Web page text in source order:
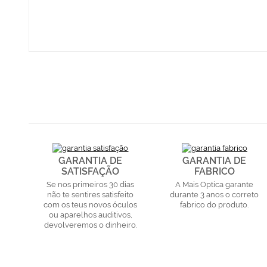
GARANTIA DE
SATISFAÇÃO
Se nos primeiros 30 dias
não te sentires satisfeito
com os teus novos óculos
ou aparelhos auditivos,
devolveremos o dinheiro.
GARANTIA DE
FABRICO
A Mais Optica garante
durante 3 anos o correto
fabrico do produto.